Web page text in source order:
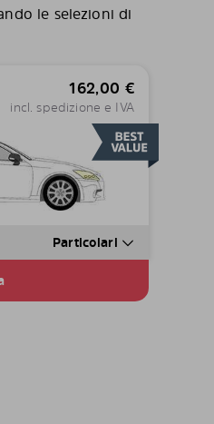
le selezioni di
162,00 €
incl. spedizione e IVA
Particolari